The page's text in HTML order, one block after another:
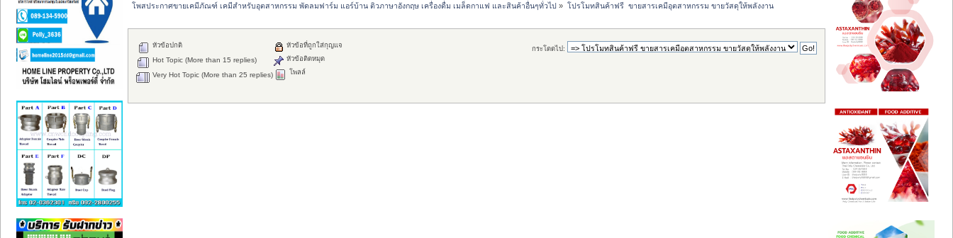
โพสประกาศขายเคมีภัณฑ์ เคมีสำหรับอุตสาหกรรม พัดลมฟาร์ม แอร์บ้าน ติวภาษาอังกฤษ เครื่องดื่ม เมล็ดกาแฟ และสินค้าอื่นๆทั่วไป » โปรโมทสินค้าฟรี  ขายสารเคมีอุตสาหกรรม ขายวัสดุให้พลังงาน
กระโดดไป:
หัวข้อปกติ
Hot Topic (More than 15 replies)
Very Hot Topic (More than 25 replies)
หัวข้อที่ถูกใส่กุญแจ
หัวข้อติดหมุด
โพลล์